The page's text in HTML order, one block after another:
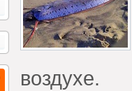
воздухе.